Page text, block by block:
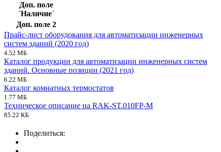
Доп. поле
`Наличие`
Доп. поле 2
Прайс-лист оборудования для автоматизации инженерных
систем зданий (2020 год)
4.52 МБ
Каталог продукции для автоматизации инженерных систем
зданий. Основные позиции (2021 год)
6.22 МБ
Каталог комнатных термостатов
1.77 МБ
Техническое описание на RAK-ST.010FP-M
85.22 КБ
Поделиться: